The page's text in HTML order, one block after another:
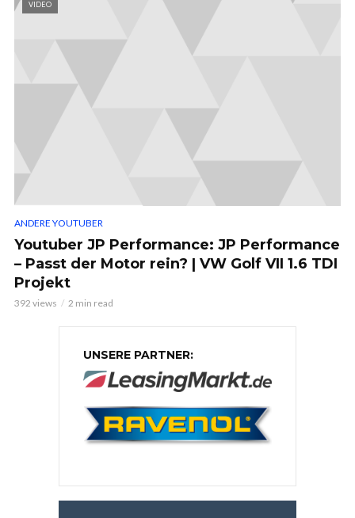
VIDEO
ANDERE YOUTUBER
Youtuber JP Performance: JP Performance
– Passt der Motor rein? | VW Golf VII 1.6 TDI
Projekt
392 views 2 min read
UNSERE PARTNER: